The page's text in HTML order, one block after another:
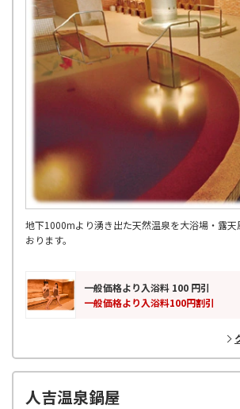
地下1000mより湧き出た天然温泉を大浴場・露天
おります。
一般価格より入浴料 100 円引
一般価格より入浴料100円割引
人吉温泉鍋屋